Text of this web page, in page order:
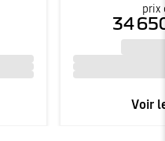
prix
34
Voir